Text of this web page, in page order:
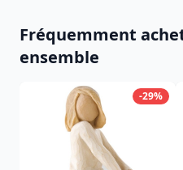
Fréquemment
ensemble
-29%